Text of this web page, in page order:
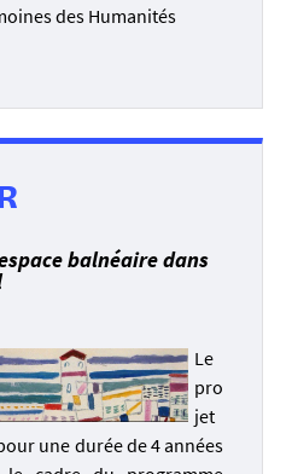
des Humanités
balnéaire dans
Le
pro
jet
une durée de 4 années